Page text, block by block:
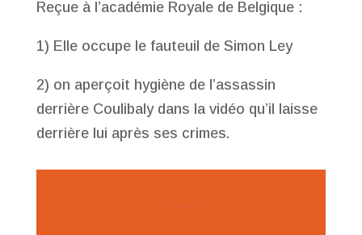
Reçue à l’académie Royale de Belgique :
1) Elle occupe le fauteuil de Simon Ley
2) on aperçoit hygiène de l’assassin
derrière Coulibaly dans la vidéo qu’il laisse
derrière lui après ses crimes.